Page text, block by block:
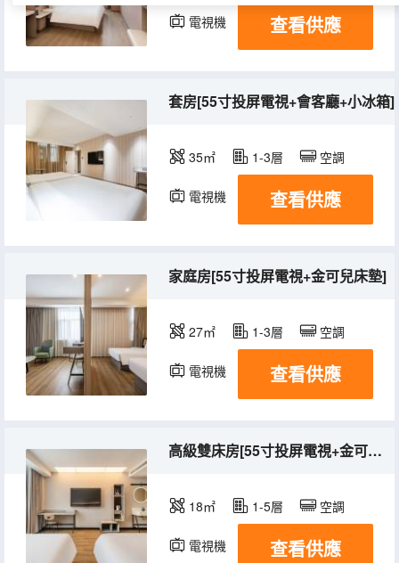
電視機 查看供應
套房[55寸投屏電視+會客廳+小冰箱]
35㎡ 1-3層 空調
電視機 查看供應
家庭房[55寸投屏電視+金可兒床墊]
27㎡ 1-3層 空調
電視機 查看供應
高級雙床房[55寸投屏電視+金可兒床墊]
18㎡ 1-5層 空調
電視機 查看供應